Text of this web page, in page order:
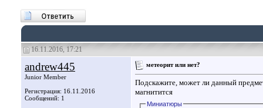
16.11.2016, 17:21
andrew445
Junior Member
Регистрация: 16.11.2016
Сообщений: 1
метеорит или нет?
Подскажите, может ли данный
магнитится
Миниатюры